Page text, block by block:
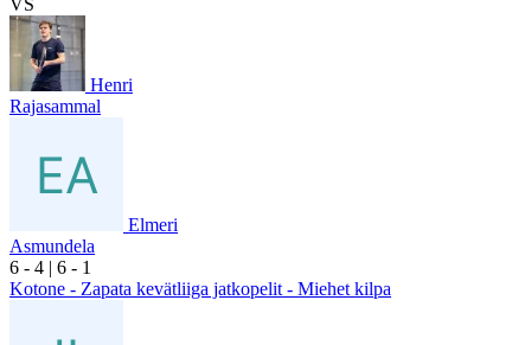
Henri
Rajasammal
Elmeri
Asmundela
6 - 4 | 6 - 1
Kotone - Zapata kevätliiga jatkopelit - Miehet kilpa